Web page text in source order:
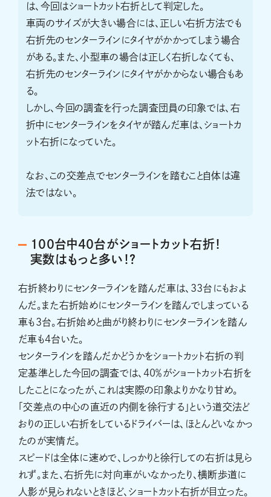
は、今回はショートカット右折として判定した。
車両のサイズが大きい場合には、正しい右折方法でも
右折先のセンターラインにタイヤがかかってしまう場合
がある。また、小型車の場合は正しく右折しなくても、
右折先のセンターラインにタイヤがかからない場合もあ
る。
しかし、今回の調査を行った調査団員の印象では、右
折中にセンターラインをタイヤが踏んだ車は、ショートカ
ット右折になっていた。
なお、この交差点でセンターラインを踏むこと自体は違
法ではない。
100台中40台がショートカット右折！
実数はもっと多い！？
右折終わりにセンターラインを踏んだ車は、33台にもおよ
んだ。また右折始めにセンターラインを踏んでしまっている
車も3台。右折始めと曲がり終わりにセンターラインを踏ん
だ車も4台いた。
センターラインを踏んだかどうかをショートカット右折の判
定基準とした今回の調査では、40％がショートカット右折を
したことになったが、これは実際の印象よりかなり甘め。
「交差点の中心の直近の内側を徐行する」という道交法ど
おりの正しい右折をしているドライバーは、ほとんどいなかっ
たのが実情だ。
スピードは全体に速めで、しっかりと徐行しての右折は見ら
れず。また、右折先に対向車がいなかったり、横断歩道に
人影が見られないときほど、ショートカット右折が目立った。